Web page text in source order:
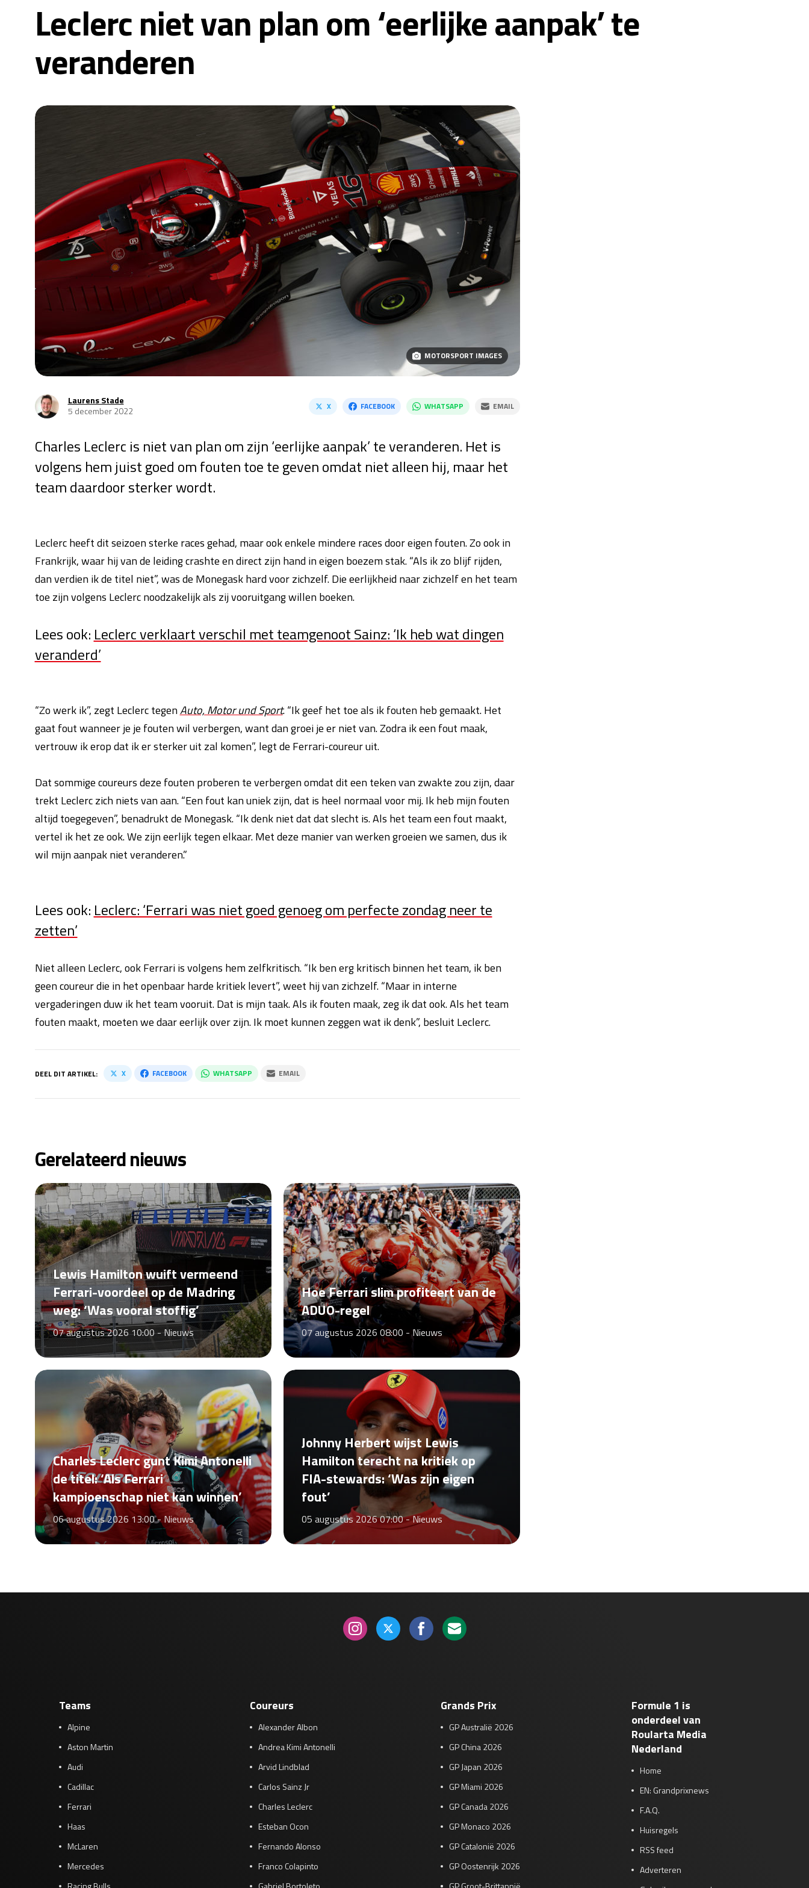
Leclerc niet van plan om ‘eerlijke aanpak’ te
veranderen
MOTORSPORT IMAGES
Laurens Stade
5 december 2022
X FACEBOOK WHATSAPP EMAIL
Charles Leclerc is niet van plan om zijn ‘eerlijke aanpak’ te veranderen. Het is
volgens hem juist goed om fouten toe te geven omdat niet alleen hij, maar het
team daardoor sterker wordt.
Leclerc heeft dit seizoen sterke races gehad, maar ook enkele mindere races door eigen fouten. Zo ook in
Frankrijk, waar hij van de leiding crashte en direct zijn hand in eigen boezem stak. “Als ik zo blijf rijden,
dan verdien ik de titel niet”, was de Monegask hard voor zichzelf. Die eerlijkheid naar zichzelf en het team
toe zijn volgens Leclerc noodzakelijk als zij vooruitgang willen boeken.
Lees ook: Leclerc verklaart verschil met teamgenoot Sainz: ‘Ik heb wat dingen
veranderd’
“Zo werk ik”, zegt Leclerc tegenAuto, Motor und Sport. “Ik geef het toe als ik fouten heb gemaakt. Het
gaat fout wanneer je je fouten wil verbergen, want dan groei je er niet van. Zodra ik een fout maak,
vertrouw ik erop dat ik er sterker uit zal komen”, legt de Ferrari-coureur uit.
Dat sommige coureurs deze fouten proberen te verbergen omdat dit een teken van zwakte zou zijn, daar
trekt Leclerc zich niets van aan. “Een fout kan uniek zijn, dat is heel normaal voor mij. Ik heb mijn fouten
altijd toegegeven”, benadrukt de Monegask. “Ik denk niet dat dat slecht is. Als het team een fout maakt,
vertel ik het ze ook. We zijn eerlijk tegen elkaar. Met deze manier van werken groeien we samen, dus ik
wil mijn aanpak niet veranderen.”
Lees ook: Leclerc: ‘Ferrari was niet goed genoeg om perfecte zondag neer te
zetten’
Niet alleen Leclerc, ook Ferrari is volgens hem zelfkritisch. “Ik ben erg kritisch binnen het team, ik ben
geen coureur die in het openbaar harde kritiek levert”, weet hij van zichzelf. “Maar in interne
vergaderingen duw ik het team vooruit. Dat is mijn taak. Als ik fouten maak, zeg ik dat ook. Als het team
fouten maakt, moeten we daar eerlijk over zijn. Ik moet kunnen zeggen wat ik denk”, besluit Leclerc.
DEEL DIT ARTIKEL: X FACEBOOK WHATSAPP EMAIL
Gerelateerd nieuws
Lewis Hamilton wuift vermeend
Ferrari-voordeel op de Madring
weg: ‘Was vooral stoffig’
07 augustus 2026 10:00 -Nieuws
Hoe Ferrari slim profiteert van de
ADUO-regel
07 augustus 2026 08:00 -Nieuws
Charles Leclerc gunt Kimi Antonelli
de titel: ‘Als Ferrari
kampioenschap niet kan winnen’
06 augustus 2026 13:00 -Nieuws
Johnny Herbert wijst Lewis
Hamilton terecht na kritiek op
FIA-stewards: ‘Was zijn eigen
fout’
05 augustus 2026 07:00 -Nieuws
Teams
Alpine
Aston Martin
Audi
Cadillac
Ferrari
Haas
McLaren
Mercedes
Coureurs
Alexander Albon
Andrea Kimi Antonelli
Arvid Lindblad
Carlos Sainz Jr
Charles Leclerc
Esteban Ocon
Fernando Alonso
Franco Colapinto
Grands Prix
GP Australië 2026
GP China 2026
GP Japan 2026
GP Miami 2026
GP Canada 2026
GP Monaco 2026
GP Catalonië 2026
GP Oostenrijk 2026
Formule 1 is
onderdeel van
Roularta Media
Nederland
Home
EN: Grandprixnews
F.A.Q.
Huisregels
RSS feed
Adverteren